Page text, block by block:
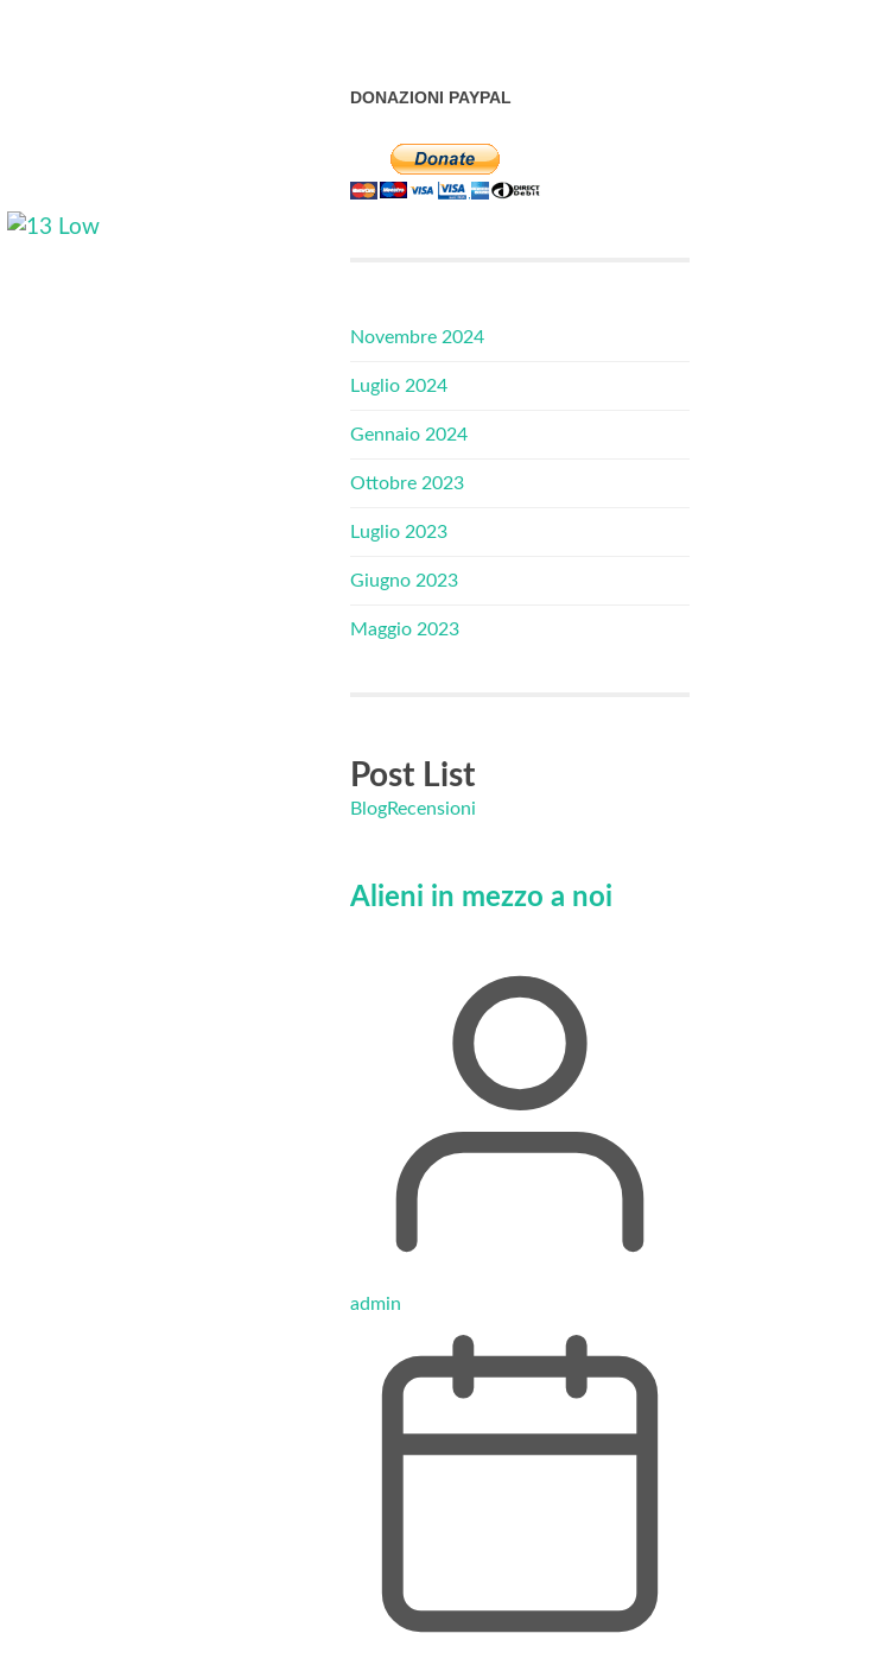
DONAZIONI PAYPAL
Novembre 2024
Luglio 2024
Gennaio 2024
Ottobre 2023
Luglio 2023
Giugno 2023
Maggio 2023
Post List
BlogRecensioni
Alieni in mezzo a noi
admin